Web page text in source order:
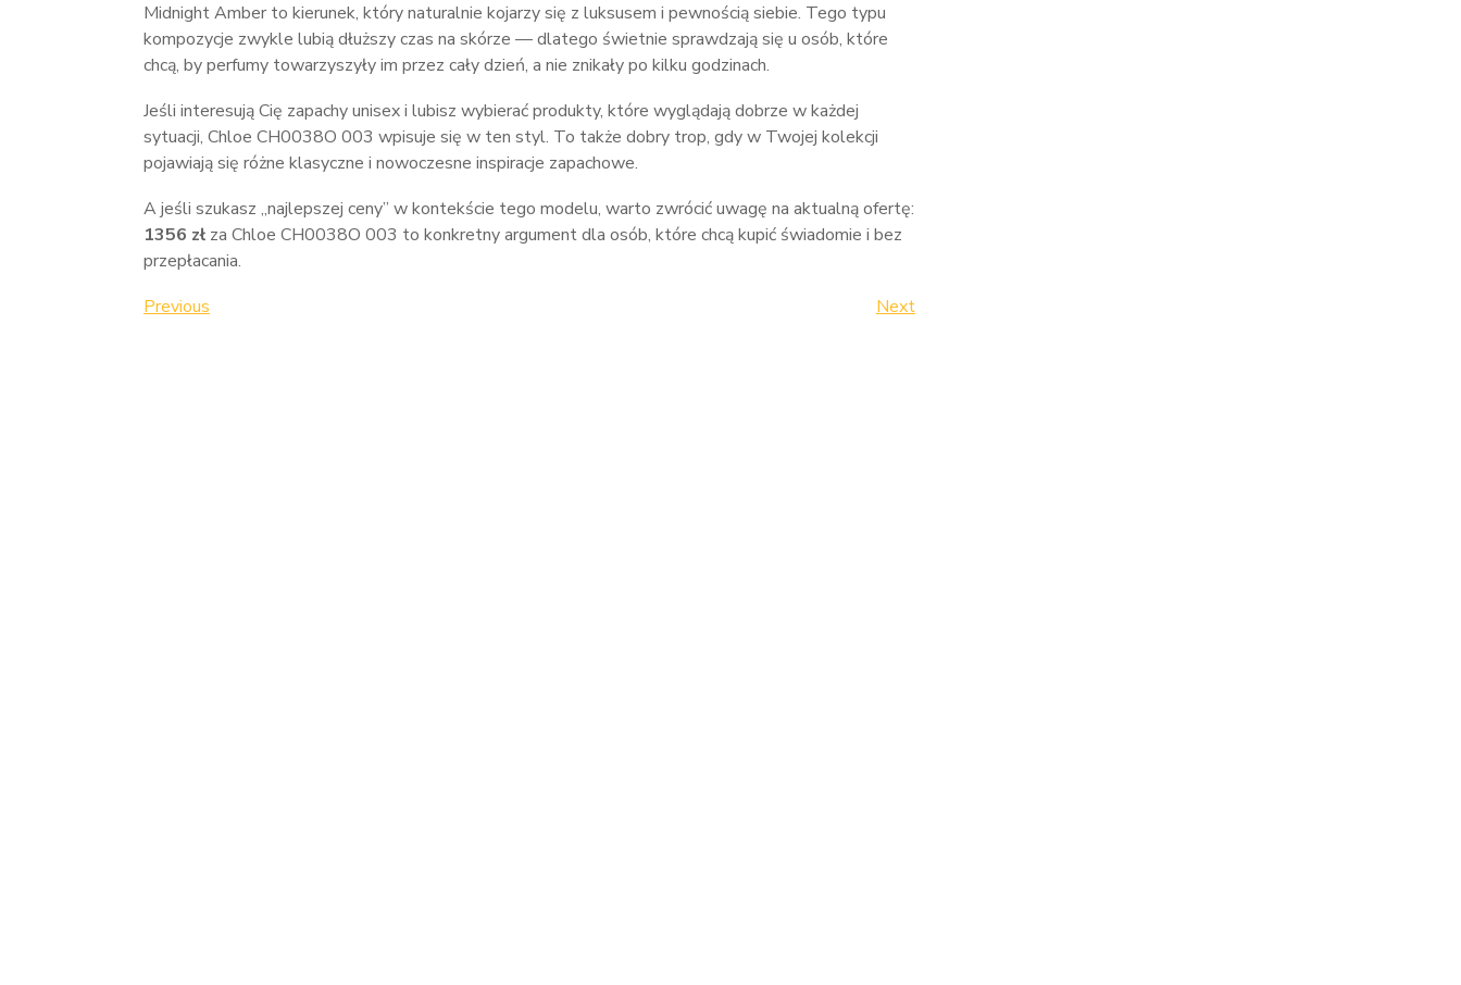
Midnight Amber to kierunek, który naturalnie kojarzy się z luksusem i pewnością siebie. Tego typu
kompozycje zwykle lubią dłuższy czas na skórze — dlatego świetnie sprawdzają się u osób, które
chcą, by perfumy towarzyszyły im przez cały dzień, a nie znikały po kilku godzinach.
Jeśli interesują Cię zapachy unisex i lubisz wybierać produkty, które wyglądają dobrze w każdej
sytuacji, Chloe CH0038O 003 wpisuje się w ten styl. To także dobry trop, gdy w Twojej kolekcji
pojawiają się różne klasyczne i nowoczesne inspiracje zapachowe.
A jeśli szukasz „najlepszej ceny” w kontekście tego modelu, warto zwrócić uwagę na aktualną ofertę:
1356 zł za Chloe CH0038O 003 to konkretny argument dla osób, które chcą kupić świadomie i bez
przepłacania.
Nawigacja
Previous
Previous
Next
Next